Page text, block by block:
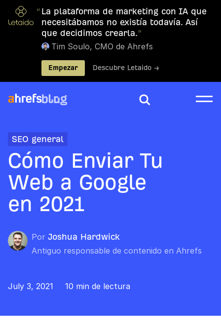
“ La plataforma de marketing con IA que
necesitábamos no existía todavía. Así
que decidimos crearla.”
Tim Soulo, CMO de Ahrefs
Empezar Descubre Letaido →
SEO general
Cómo Enviar Tu
Web a Google
en 2021
Por Joshua Hardwick
Antiguo responsable de contenido en Ahrefs
July 3, 2021 10 min de lectura